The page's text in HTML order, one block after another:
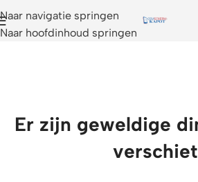
Naar navigatie springen
Naar hoofdinhoud springen
Er zijn geweldige
verschiet